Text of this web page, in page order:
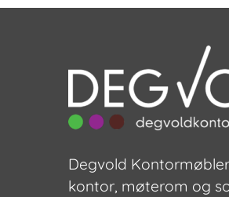
Degvold
kontor, møterom og